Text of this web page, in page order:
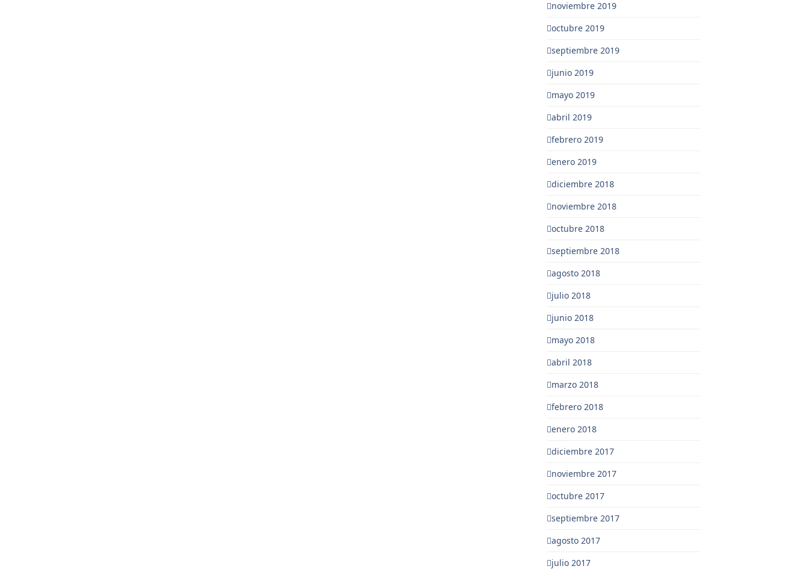
noviembre 2019
octubre 2019
septiembre 2019
junio 2019
mayo 2019
abril 2019
febrero 2019
enero 2019
diciembre 2018
noviembre 2018
octubre 2018
septiembre 2018
agosto 2018
julio 2018
junio 2018
mayo 2018
abril 2018
marzo 2018
febrero 2018
enero 2018
diciembre 2017
noviembre 2017
octubre 2017
septiembre 2017
agosto 2017
julio 2017